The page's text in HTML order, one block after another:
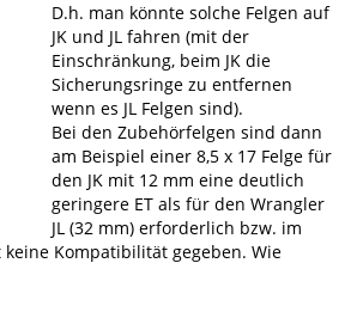
D.h. man könnte solche Felgen auf
JK und JL fahren (mit der
Einschränkung, beim JK die
Sicherungsringe zu entfernen
wenn es JL Felgen sind).
Bei den Zubehörfelgen sind dann
am Beispiel einer 8,5 x 17 Felge für
den JK mit 12 mm eine deutlich
geringere ET als für den Wrangler
JL (32 mm) erforderlich bzw. im
Kompatibilität gegeben. Wie